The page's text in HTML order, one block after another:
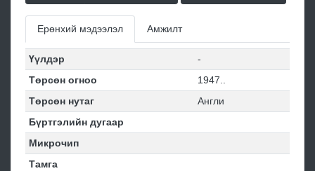
Ерөнхий мэдээлэл Амжилт
Үүлдэр
-
Төрсөн огноо
1947..
Төрсөн нутаг
Англи
Бүртгэлийн дугаар
Микрочип
Тамга